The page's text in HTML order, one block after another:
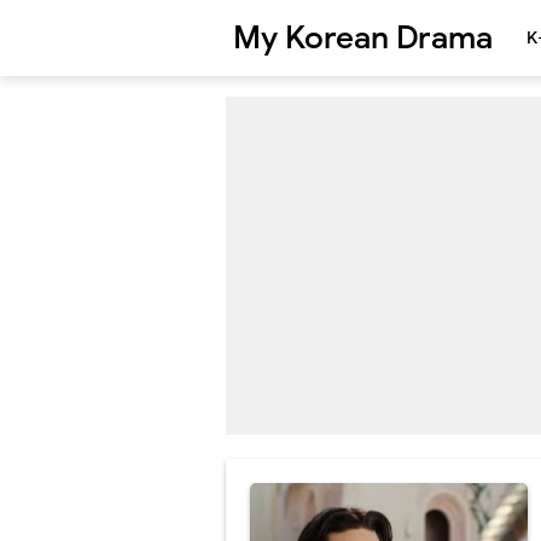
My Korean Drama